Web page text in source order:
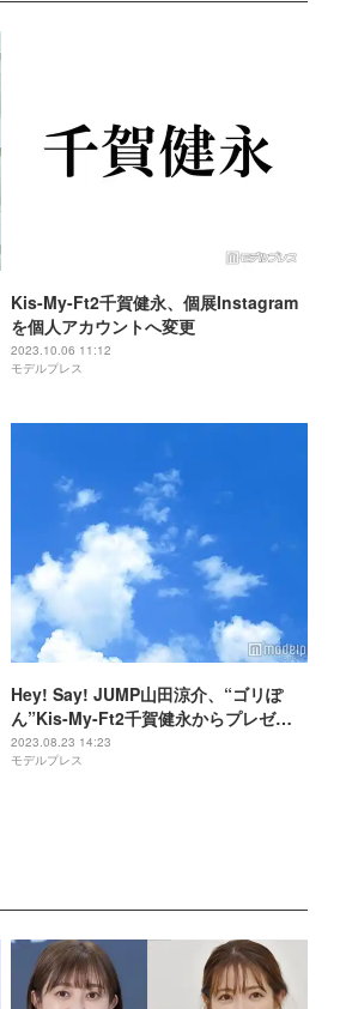
Kis-My-Ft2千賀健永、個展Instagram
を個人アカウントへ変更
2023.10.06 11:12
モデルプレス
Hey! Say! JUMP山田涼介、“ゴリぽ
ん”Kis-My-Ft2千賀健永からプレゼン
ト「大切な子供を頂くのは気が引けた
のですが…」
2023.08.23 14:23
モデルプレス